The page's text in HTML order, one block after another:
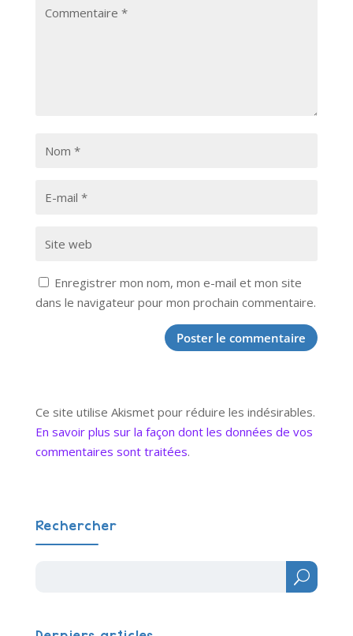
Enregistrer mon nom, mon e-mail et mon site
dans le navigateur pour mon prochain commentaire.
Ce site utilise Akismet pour réduire les indésirables.
En savoir plus sur la façon dont les données de vos
commentaires sont traitées.
Rechercher